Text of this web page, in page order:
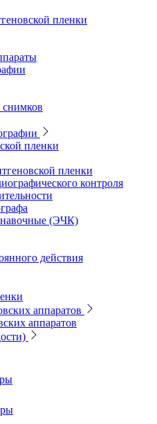
пленки
пленки
пленки
контроля
(ЭЧК)
действия
аппаратов
аппаратов